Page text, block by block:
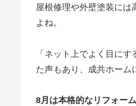
屋根修理や外壁塗装には
よね。
「ネット上でよく目に
た声もあり、成共ホーム
8月は本格的なリフォー